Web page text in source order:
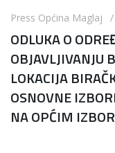
Press Općina Maglaj
ODLUKA O
OBJAVLJIVANJU
LOKACIJA
OSNOVNE
NA OPĆIM